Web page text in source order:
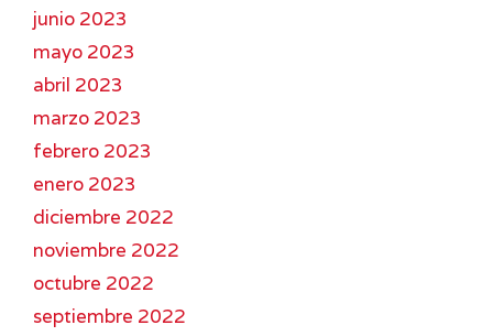
junio 2023
mayo 2023
abril 2023
marzo 2023
febrero 2023
enero 2023
diciembre 2022
noviembre 2022
octubre 2022
septiembre 2022